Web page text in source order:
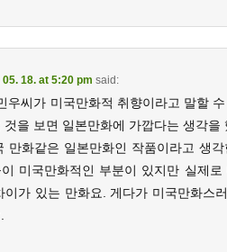
05. 18. at 5:20 pm said:
우씨가 미국만화적 취향이라고 말할
것을 보면 일본만화에 가깝다는 생각을
만화같은 일본만화인 작품이라고 생
미국만화적인 부분이 있지만 실제
이가 있는 만화요. 게다가 미국만화스